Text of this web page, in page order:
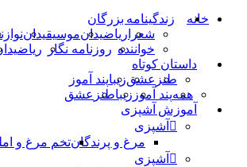
خانه زندگینامه بزرگان
شعرا ریاضیدانموسیقیدان
خواننده روزنامه نگار
داستان کوتاه
طنز عشقزیباپند آموز
همهپند آموز زیباطنز عشق
آموزش آشپزی
آشپزی
مرغ و پرندگانتخم مرغ و
آشپزی